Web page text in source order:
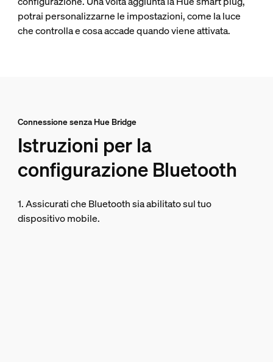
potrai personalizzarne le impostazioni, come la luce
che controlla e cosa accade quando viene attivata.
Connessione senza Hue Bridge
Istruzioni per la
configurazione Bluetooth
1. Assicurati che Bluetooth sia abilitato sul tuo
dispositivo mobile.